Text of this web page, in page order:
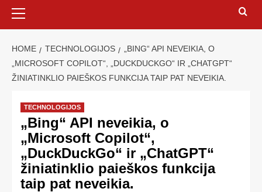
HOME TECHNOLOGIJOS
„BING“ API NEVEIKIA, O
„MICROSOFT COPILOT“, „DUCKDUCKGO“ IR „CHATGPT“
ŽINIATINKLIO PAIEŠKOS FUNKCIJA TAIP PAT NEVEIKIA.
TECHNOLOGIJOS
„Bing“ API neveikia, o
„Microsoft Copilot“,
„DuckDuckGo“ ir „ChatGPT“
žiniatinklio paieškos funkcija
taip pat neveikia.